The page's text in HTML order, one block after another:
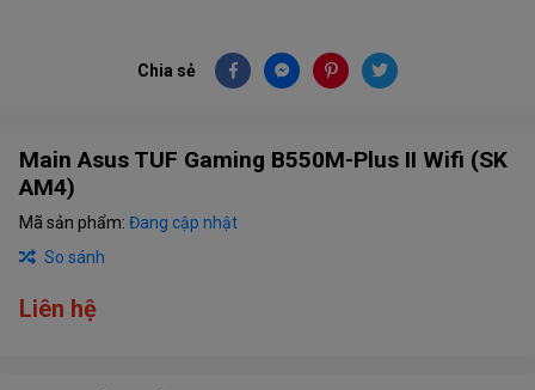
Chia sẻ
Main Asus TUF Gaming B550M-Plus II Wifi (SK
AM4)
Mã sản phẩm: Đang cập nhật
So sánh
Liên hệ